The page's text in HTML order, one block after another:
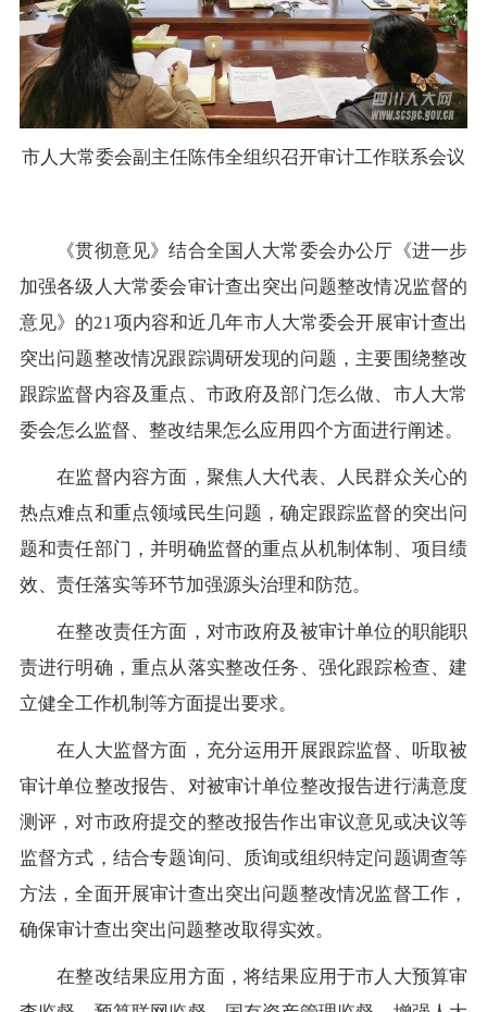
市人大常委会副主任陈伟全组织召开审计工作联系会议
《贯彻意见》结合全国人大常委会办公厅《进一步
加强各级人大常委会审计查出突出问题整改情况监督的
意见》的21项内容和近几年市人大常委会开展审计查出
突出问题整改情况跟踪调研发现的问题，主要围绕整改
跟踪监督内容及重点、市政府及部门怎么做、市人大常
委会怎么监督、整改结果怎么应用四个方面进行阐述。
在监督内容方面，聚焦人大代表、人民群众关心的
热点难点和重点领域民生问题，确定跟踪监督的突出问
题和责任部门，并明确监督的重点从机制体制、项目绩
效、责任落实等环节加强源头治理和防范。
在整改责任方面，对市政府及被审计单位的职能职
责进行明确，重点从落实整改任务、强化跟踪检查、建
立健全工作机制等方面提出要求。
在人大监督方面，充分运用开展跟踪监督、听取被
审计单位整改报告、对被审计单位整改报告进行满意度
测评，对市政府提交的整改报告作出审议意见或决议等
监督方式，结合专题询问、质询或组织特定问题调查等
方法，全面开展审计查出突出问题整改情况监督工作，
确保审计查出突出问题整改取得实效。
在整改结果应用方面，将结果应用于市人大预算审